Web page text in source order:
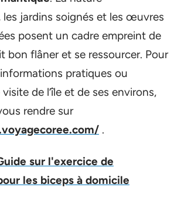
les jardins soignés et les œuvres
posent un cadre empreint de
bon flâner et se ressourcer. Pour
pratiques ou
de l’île et de ses environs,
rendre sur
.
sur l'exercice de
les biceps à domicile